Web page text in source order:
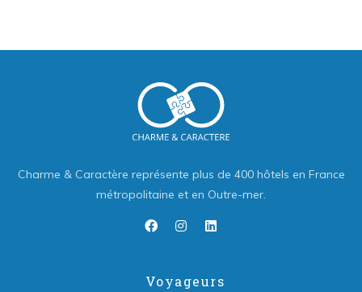
Charme & Caractère représente plus de 400 hôtels en France
métropolitaine et en Outre-mer.
Voyageurs